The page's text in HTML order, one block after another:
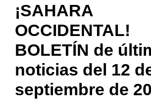
¡SAHARA
OCCIDENTAL!
BOLETÍN de
noticias del 12
septiembre de